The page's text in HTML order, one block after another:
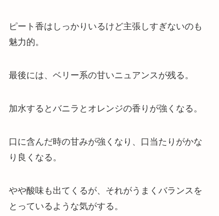
ピート香はしっかりいるけど主張しすぎないのも
魅力的。
最後には、ベリー系の甘いニュアンスが残る。
加水するとバニラとオレンジの香りが強くなる。
口に含んだ時の甘みが強くなり、口当たりがかな
り良くなる。
やや酸味も出てくるが、それがうまくバランスを
とっているような気がする。